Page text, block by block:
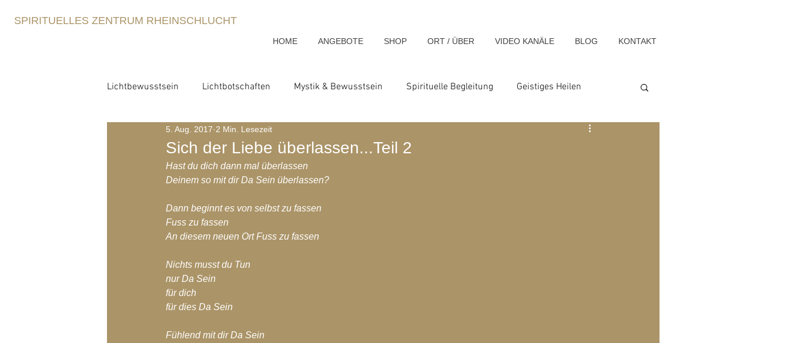
SPIRITUELLES ZENTRUM RHEINSCHLUCHT
HOME ANGEBOTE SHOP ORT / ÜBER VIDEO KANÄLE BLOG KONTAKT
Lichtbewusstsein Lichtbotschaften Mystik & Bewusstsein Spirituelle Begleitung Geistiges Heilen
Lichtbewusstsein Lichtmensch & Homo Luminous
Spirituelle Erziehung Retreats und Seminare
Blog-Archiv-2021 Blog-Archiv-2020
Blog-Archiv-2018
Sich der Liebe überlassen...Teil 2
5. Aug. 2017 2 Min. Lesezeit
Hast du dich dann mal überlassen
Deinem so mit dir Da Sein überlassen?
Dann beginnt es von selbst zu fassen
Fuss zu fassen
An diesem neuen Ort Fuss zu fassen
Nichts musst du Tun
nur Da Sein
für dich
für dies Da Sein
Fühlend mit dir Da Sein